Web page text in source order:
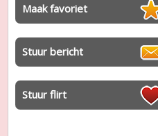
Maak favoriet
Stuur bericht
Stuur flirt